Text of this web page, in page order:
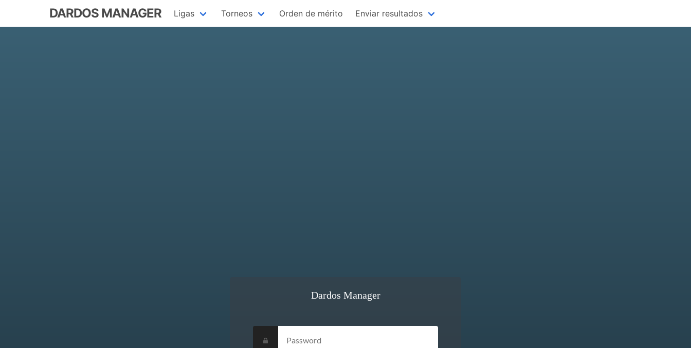
DARDOS MANAGER Ligas Torneos Orden de mérito Enviar resultados
Dardos Manager
Password